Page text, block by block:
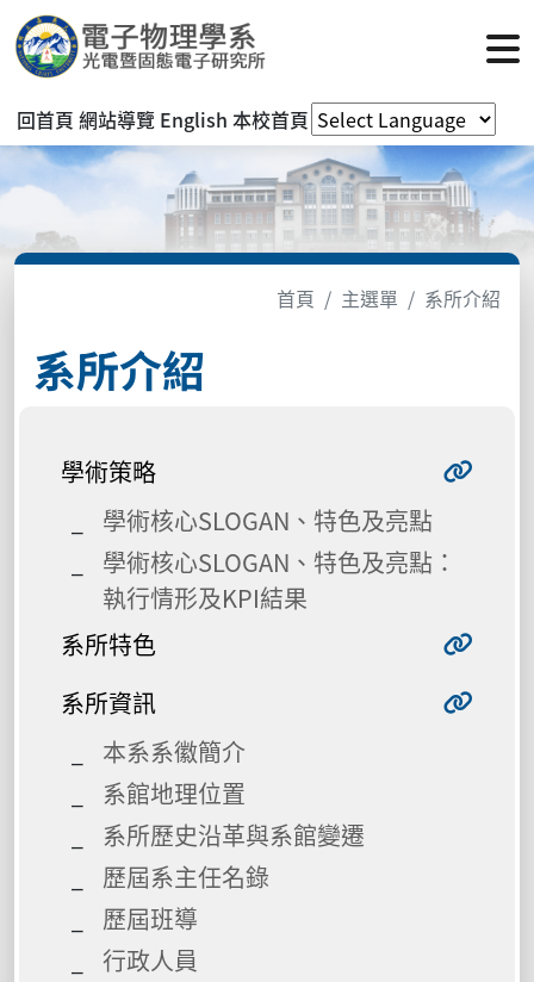
回首頁 網站導覽 English 本校首頁
首頁 主選單 系所介紹
系所介紹
學術策略
學術核心SLOGAN、特色及亮點
學術核心SLOGAN、特色及亮點：
執行情形及KPI結果
系所特色
系所資訊
本系系徽簡介
系館地理位置
系所歷史沿革與系館變遷
歷屆系主任名錄
歷屆班導
行政人員